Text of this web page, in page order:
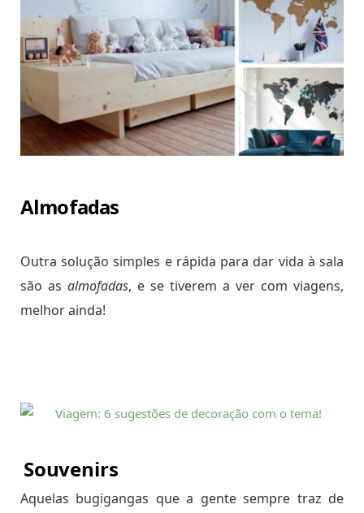
Almofadas
Outra solução simples e rápida para dar vida à sala
são as almofadas, e se tiverem a ver com viagens,
melhor ainda!
Souvenirs
Aquelas bugigangas que a gente sempre traz de